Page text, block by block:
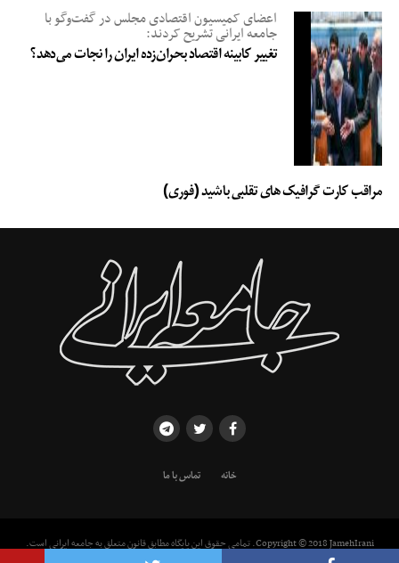
اعضای کمیسیون اقتصادی مجلس در گفت‌وگو با
جامعه ایرانی تشریح کردند:
تغییر کابینه اقتصاد بحران‌زده ایران را نجات می‌دهد؟
مراقب کارت گرافیک های تقلبی باشید (فوری)
خانه تماس با ما
Copyright © 2018 JamehIrani. تمامی حقوق این پایگاه مطابق قانون متعلق به جامعه ایرانی است.
استفاده از مطالب با ذکر منبع بلامانع است.